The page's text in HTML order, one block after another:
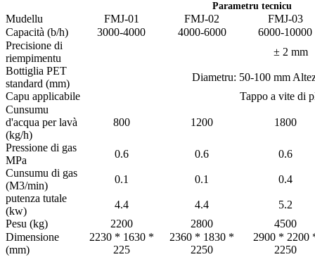
Parametru tecnicu
Mudellu FMJ-01 FMJ-02
FMJ-03
Capacità (b/h)
3000-4000 4000-6000
6000-10000
Precisione di
riempimentu
± 2 mm
Bottiglia PET
standard (mm)
Diametru: 50-100 mm
Capu applicabile
Tappo a vite di
Cunsumu
d'acqua per lavà
(kg/h)
800 1200 1800
Pressione di gas
MPa
0.6 0.6
0.6
Cunsumu di gas
(M3/min)
0.1 0.1
0.4
putenza tutale
(kw)
4.4 4.4
5.2
Pesu (kg)
2200 2800
4500
Dimensione
(mm)
2230 * 1630 *
225
2360 * 1830 *
2250
2900 * 2200
2250